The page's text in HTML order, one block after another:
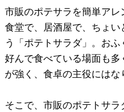
市販のポテサラを簡単アレ
食堂で、居酒屋で、ちょい
う「ポテトサラダ」。お
好んで食べている場面も
が強く、食卓の主役にはな
そこで、市販のポテトサ